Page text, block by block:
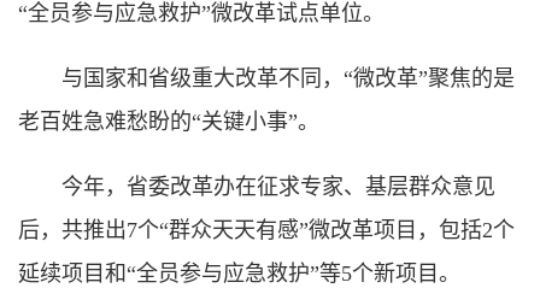
“全员参与应急救护”微改革试点单位。
与国家和省级重大改革不同，“微改革”聚焦的是
老百姓急难愁盼的“关键小事”。
今年，省委改革办在征求专家、基层群众意见
后，共推出7个“群众天天有感”微改革项目，包括2个
延续项目和“全员参与应急救护”等5个新项目。